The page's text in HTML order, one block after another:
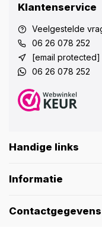
Klantenservice
Veelgestelde
06 26 078 252
[email protected]
06 26 078 252
Handige links
Informatie
Contactgegevens